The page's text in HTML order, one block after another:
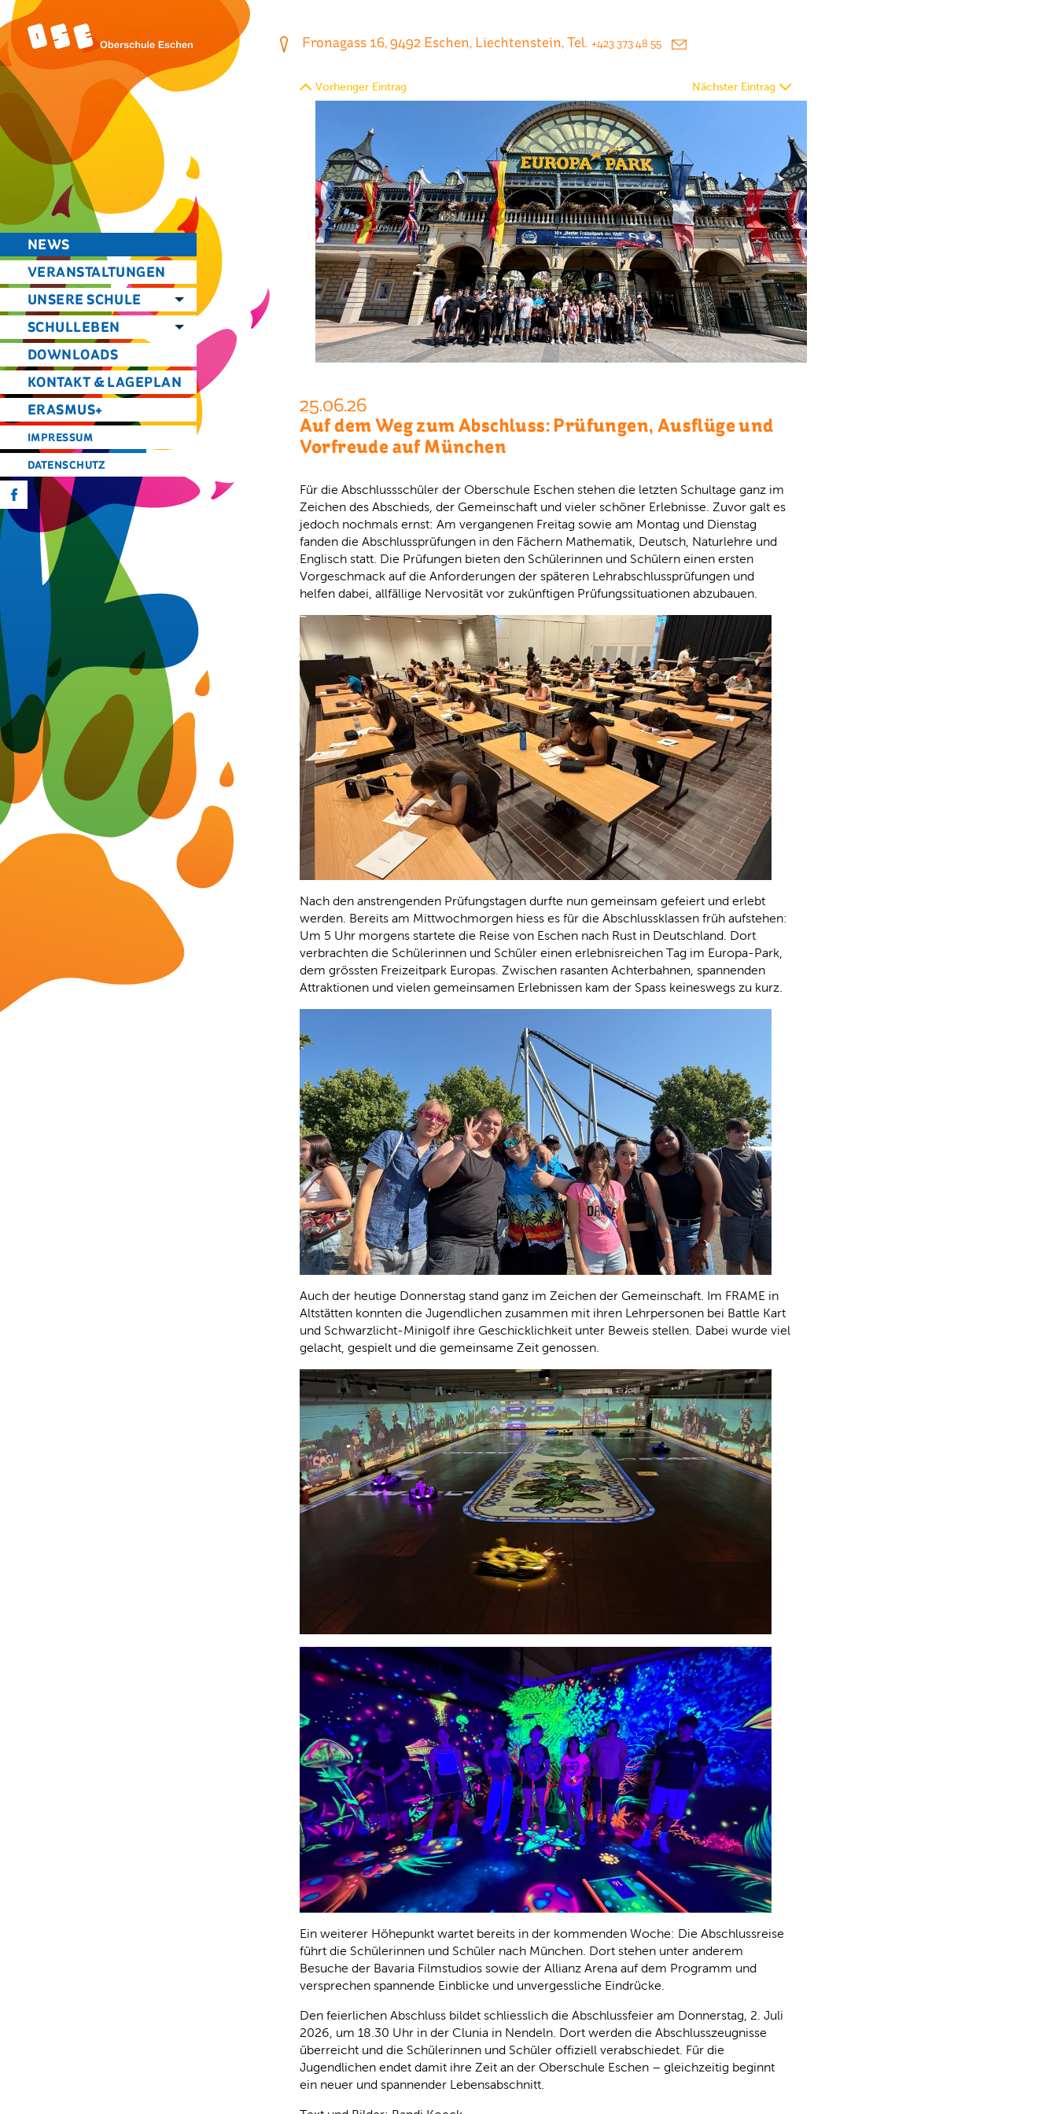
NEWS
VERANSTALTUNGEN
UNSERE SCHULE
SCHULLEBEN
DOWNLOADS
KONTAKT & LAGEPLAN
ERASMUS+
IMPRESSUM
DATENSCHUTZ
f
Fronagass 16, 9492 Eschen, Liechtenstein, Tel. +423 373 48 55
Vorheriger Eintrag Nächster Eintrag
25.06.26
Auf dem Weg zum Abschluss: Prüfungen, Ausflüge und
Vorfreude auf München
Für die Abschlussschüler der Oberschule Eschen stehen die letzten Schultage ganz im
Zeichen des Abschieds, der Gemeinschaft und vieler schöner Erlebnisse. Zuvor galt es
jedoch nochmals ernst: Am vergangenen Freitag sowie am Montag und Dienstag
fanden die Abschlussprüfungen in den Fächern Mathematik, Deutsch, Naturlehre und
Englisch statt. Die Prüfungen bieten den Schülerinnen und Schülern einen ersten
Vorgeschmack auf die Anforderungen der späteren Lehrabschlussprüfungen und
helfen dabei, allfällige Nervosität vor zukünftigen Prüfungssituationen abzubauen.
Nach den anstrengenden Prüfungstagen durfte nun gemeinsam gefeiert und erlebt
werden. Bereits am Mittwochmorgen hiess es für die Abschlussklassen früh aufstehen:
Um 5 Uhr morgens startete die Reise von Eschen nach Rust in Deutschland. Dort
verbrachten die Schülerinnen und Schüler einen erlebnisreichen Tag im Europa-Park,
dem grössten Freizeitpark Europas. Zwischen rasanten Achterbahnen, spannenden
Attraktionen und vielen gemeinsamen Erlebnissen kam der Spass keineswegs zu kurz.
Auch der heutige Donnerstag stand ganz im Zeichen der Gemeinschaft. Im FRAME in
Altstätten konnten die Jugendlichen zusammen mit ihren Lehrpersonen bei Battle Kart
und Schwarzlicht-Minigolf ihre Geschicklichkeit unter Beweis stellen. Dabei wurde viel
gelacht, gespielt und die gemeinsame Zeit genossen.
Ein weiterer Höhepunkt wartet bereits in der kommenden Woche: Die Abschlussreise
führt die Schülerinnen und Schüler nach München. Dort stehen unter anderem
Besuche der Bavaria Filmstudios sowie der Allianz Arena auf dem Programm und
versprechen spannende Einblicke und unvergessliche Eindrücke.
Den feierlichen Abschluss bildet schliesslich die Abschlussfeier am Donnerstag, 2. Juli
2026, um 18.30 Uhr in der Clunia in Nendeln. Dort werden die Abschlusszeugnisse
überreicht und die Schülerinnen und Schüler offiziell verabschiedet. Für die
Jugendlichen endet damit ihre Zeit an der Oberschule Eschen – gleichzeitig beginnt
ein neuer und spannender Lebensabschnitt.